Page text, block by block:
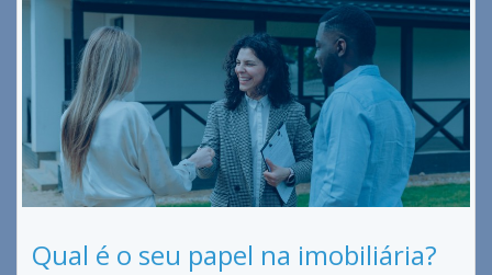
Qual é o seu papel na imobiliária?